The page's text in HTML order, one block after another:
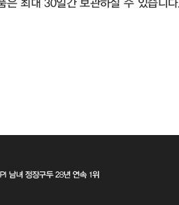
최대 30일간 보관하실 수 있습니다.